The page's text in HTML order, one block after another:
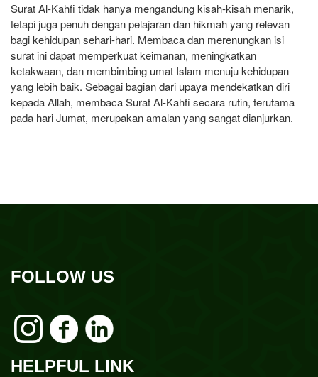
Surat Al-Kahfi tidak hanya mengandung kisah-kisah menarik,
tetapi juga penuh dengan pelajaran dan hikmah yang relevan
bagi kehidupan sehari-hari. Membaca dan merenungkan isi
surat ini dapat memperkuat keimanan, meningkatkan
ketakwaan, dan membimbing umat Islam menuju kehidupan
yang lebih baik. Sebagai bagian dari upaya mendekatkan diri
kepada Allah, membaca Surat Al-Kahfi secara rutin, terutama
pada hari Jumat, merupakan amalan yang sangat dianjurkan.
FOLLOW US
HELPFUL LINK